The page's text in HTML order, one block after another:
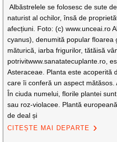
Albăstrelele se folosesc de sute
naturist al ochilor, însă de
afecțiuni. Foto: (c) www.unceai.ro
cyanus), denumită popular floarea
măturică, iarba frigurilor, tătăisă
potrivitwww.sanatatecuplante.ro,
Asteraceae. Planta este acoperită
care îi conferă un aspect mătăsos.
În ciuda numelui, florile plantei
sau roz-violacee. Plantă
de deal și
CITEȘTE MAI DEPARTE